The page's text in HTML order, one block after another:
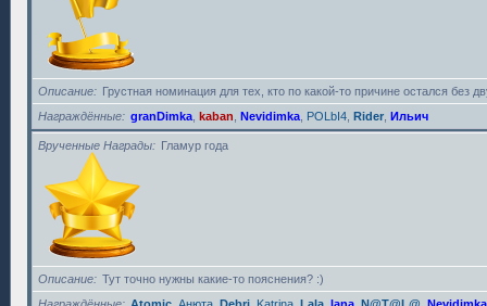
Описание
Грустная номинация для тех, кто по какой-то причине остался без
Награждённые
granDimka kaban Nevidimka POLbI4 Rider Ильич
Врученные Награды Гламур года
Описание
Тут точно нужны какие-то пояснения? :)